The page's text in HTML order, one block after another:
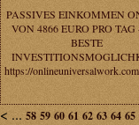
PASSIVES EINKOMMEN
VON 4866 EURO PRO TAG
BESTE
https://
< ... 58 59 60 61 62 63 64 65